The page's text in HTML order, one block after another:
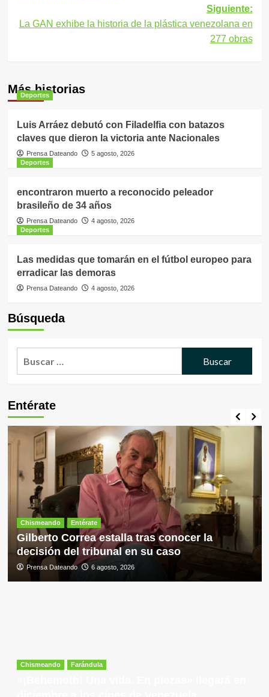
Siguiente:
La GAN exhibe la historia de la plástica venezolana en
277 obras
Más historias
Deportes
Luis Arráez debutó con Filadelfia con batazos
claves que dieron la victoria ante Nacionales
Prensa Dateando
5 agosto, 2026
Deportes
encontraron muerto a reconocido peleador
brasileño de 34 años
Prensa Dateando
4 agosto, 2026
Deportes
Las medidas que tomarán en el fútbol europeo para
erradicar las demoras
Prensa Dateando 4 agosto, 2026
Búsqueda
Entérate
Chismeando Entérate
Gilberto Correa estalla tras conocer la
decisión del tribunal en su caso
Prensa Dateando 6 agosto, 2026
Chismeando Farándula